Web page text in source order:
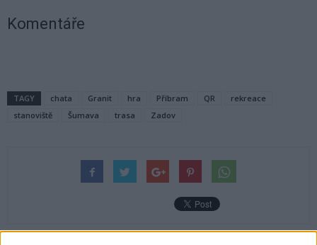
Komentáře
TAGY chata Granit hra Příbram QR
rekreace
stanoviště
Šumava trasa Zadov